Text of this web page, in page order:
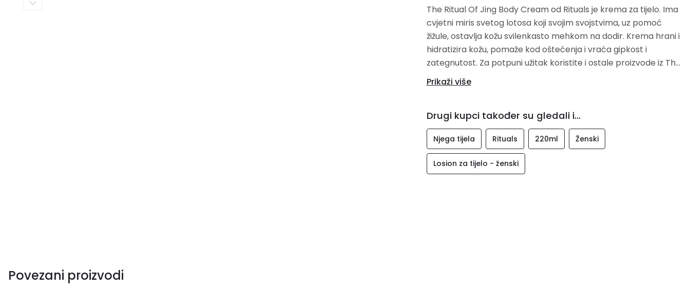
The Ritual Of Jing Body Cream od Rituals je krema za tijelo. Ima
cvjetni miris svetog lotosa koji svojim svojstvima, uz pomoć
žižule, ostavlja kožu svilenkasto mehkom na dodir. Krema hrani i
hidratizira kožu, pomaže kod oštećenja i vraća gipkost i
zategnutost. Za potpuni užitak koristite i ostale proizvode iz The
Ritual of Jing linije.
Prikaži više
Drugi kupci također su gledali i...
Njega tijela Rituals 220ml Ženski
Losion za tijelo - ženski
Povezani proizvodi